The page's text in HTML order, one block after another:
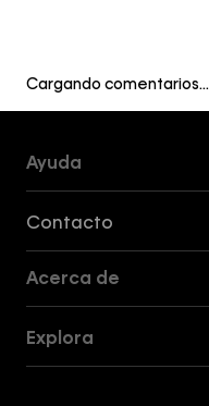
Cargando comentarios…
Ayuda
Contacto
Acerca de
Explora